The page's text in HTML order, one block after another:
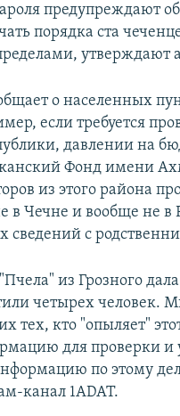
предупреждают
порядка ста
утверждают
о населенных
если требуется
давлении на
Фонд имени
из этого района
Чечне и вообще не в
сведений с
"Пчела" из Грозного
четырех человек.
тех, кто "опыляет"
для проверки
по этому
канал 1ADAT.